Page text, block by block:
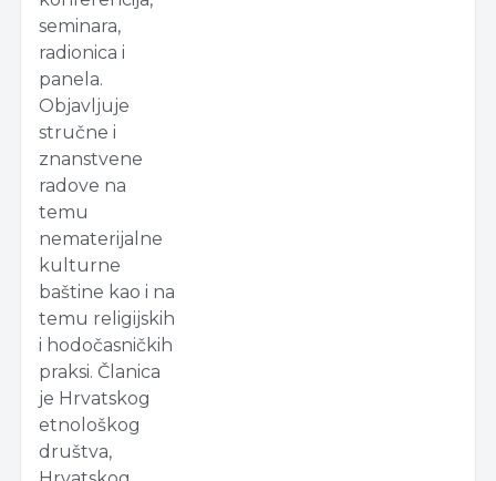
seminara,
radionica i
panela.
Objavljuje
stručne i
znanstvene
radove na
temu
nematerijalne
kulturne
baštine kao i na
temu religijskih
i hodočasničkih
praksi. Članica
je Hrvatskog
etnološkog
društva,